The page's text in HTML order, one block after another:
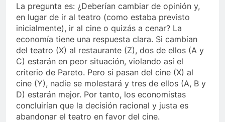
La pregunta es: ¿Deberían cambiar de opinión y,
en lugar de ir al teatro (como estaba previsto
inicialmente), ir al cine o quizás a cenar? La
economía tiene una respuesta clara. Si cambian
del teatro (X) al restaurante (Z), dos de ellos (A y
C) estarán en peor situación, violando así el
criterio de Pareto. Pero si pasan del cine (X) al
cine (Y), nadie se molestará y tres de ellos (A, B y
D) estarán mejor. Por tanto, los economistas
concluirían que la decisión racional y justa es
abandonar el teatro en favor del cine.